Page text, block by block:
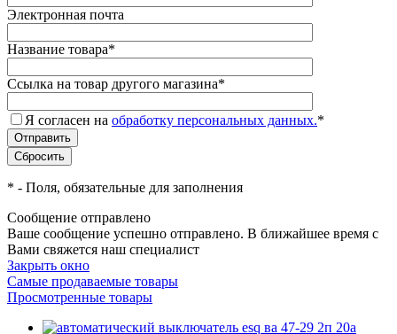
Электронная почта
Название товара*
Ссылка на товар другого магазина*
Я согласен на обработку персональных данных.*
* - Поля, обязательные для заполнения
Сообщение отправлено
Ваше сообщение успешно отправлено. В ближайшее время с
Вами свяжется наш специалист
Закрыть окно
Самые продаваемые товары
Просмотренные товары